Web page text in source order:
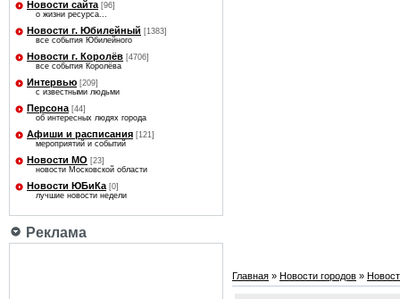
Новости сайта [96]
о жизни ресурса...
Новости г. Юбилейный [1383]
все события Юбилейного
Новости г. Королёв [4706]
все события Королёва
Интервью [209]
с известными людьми
Персона [44]
об интересных людях города
Афиши и расписания [121]
мероприятий и событий
Новости МО [23]
новости Московской области
Новости ЮБиКа [0]
лучшие новости недели
Реклама
Главная » Новости городов »